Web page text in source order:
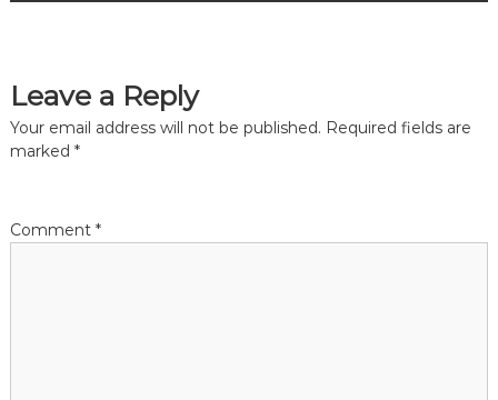
n
v
Leave a Reply
Your email address will not be published. Required fields are
marked *
Comment *